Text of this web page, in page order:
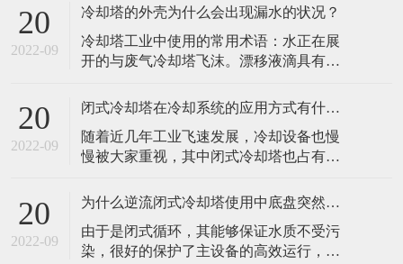
20
2022-09
冷却塔的外壳为什么会出现漏水的状况？
​冷却塔工业中使用的常用术语：水正在展
开的与废气冷却塔飞沫。漂移液滴具有与
选用挡板减少相似的设备，所谓的漂流扫
除，通过空中游览后有必要脱离填充和塔
喷雾区。吹的风冷却塔，水滴，一般在进
气口开口。水也可能会丢失，在风的状况
溅偏转和水
20
2022-09
闭式冷却塔在冷却系统的应用方式有什么呢？
​随着近几年工业飞速发展，冷却设备也慢
慢被大家重视，其中闭式冷却塔也占有一
可以根据空气进入塔内的情况分自然通风
风筒式闭式冷却塔，而机械通风型又分抽
风式和鼓风式两种，根据空气流动方向机
20
2022-09
为什么逆流闭式冷却塔使用中底盘突然漏水呢？
​由于是闭式循环，其能够保证水质不受污
染，很好的保护了主设备的高效运行，提